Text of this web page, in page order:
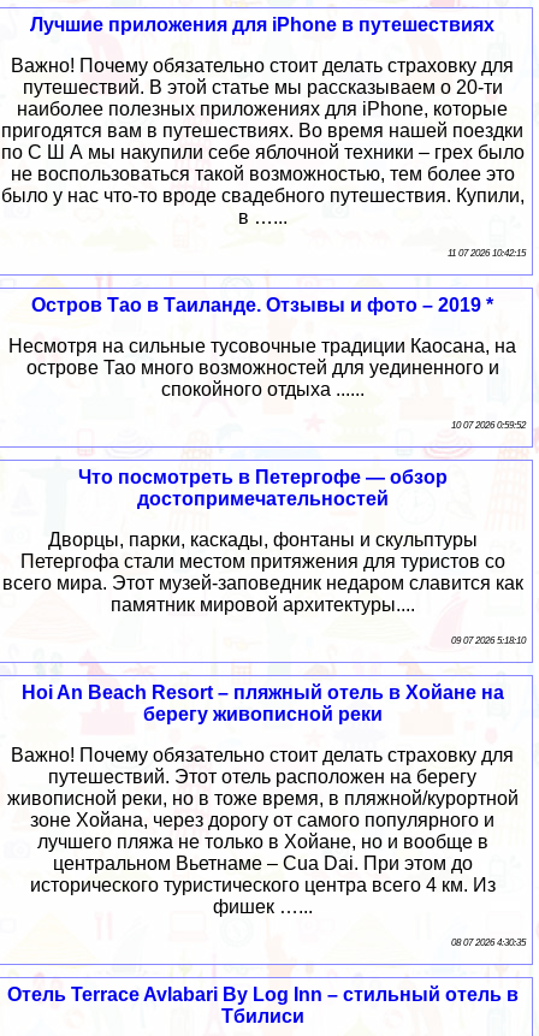
Лучшие приложения для iPhone в путешествиях
Важно! Почему обязательно стоит делать страховку для
путешествий. В этой статье мы рассказываем о 20-ти
наиболее полезных приложениях для iPhone, которые
пригодятся вам в путешествиях. Во время нашей поездки
по С Ш А мы накупили себе яблочной техники – грех было
не воспользоваться такой возможностью, тем более это
было у нас что-то вроде свадебного путешествия. Купили,
в …...
11 07 2026 10:42:15
Остров Тао в Таиланде. Отзывы и фото – 2019 *
Несмотря на сильные тусовочные традиции Каосана, на
острове Тао много возможностей для уединенного и
спокойного отдыха ......
10 07 2026 0:59:52
Что посмотреть в Петергофе — обзор
достопримечательностей
Дворцы, парки, каскады, фонтаны и скульптуры
Петергофа стали местом притяжения для туристов со
всего мира. Этот музей-заповедник недаром славится как
памятник мировой архитектуры....
09 07 2026 5:18:10
Hoi An Beach Resort – пляжный отель в Хойане на
берегу живописной реки
Важно! Почему обязательно стоит делать страховку для
путешествий. Этот отель расположен на берегу
живописной реки, но в тоже время, в пляжной/курортной
зоне Хойана, через дорогу от самого популярного и
лучшего пляжа не только в Хойане, но и вообще в
центральном Вьетнаме – Cua Dai. При этом до
исторического туристического центра всего 4 км. Из
фишек …...
08 07 2026 4:30:35
Отель Terrace Avlabari By Log Inn – стильный отель в
Тбилиси